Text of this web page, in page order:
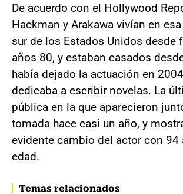
De acuerdo con el Hollywood
Hackman y Arakawa vivían en
sur de los Estados Unidos desde
años 80, y estaban casados
había dejado la actuación en
dedicaba a escribir novelas. La
pública en la que aparecieron
tomada hace casi un año, y
evidente cambio del actor con 94
edad.
Temas relacionados